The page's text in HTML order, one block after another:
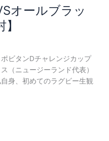
オールブラッ
ビタンDチャレンジカップ
（ニュージーランド代表）
身、初めてのラグビー生観